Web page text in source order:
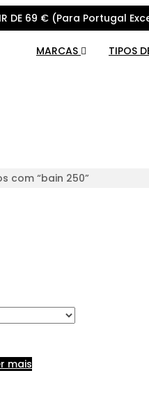
DE 69 € (Para Portugal
MARCAS TIPOS
com “bain 250”
mais